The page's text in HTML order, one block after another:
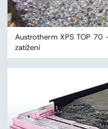
Austrotherm XPS TOP 70
zatížení